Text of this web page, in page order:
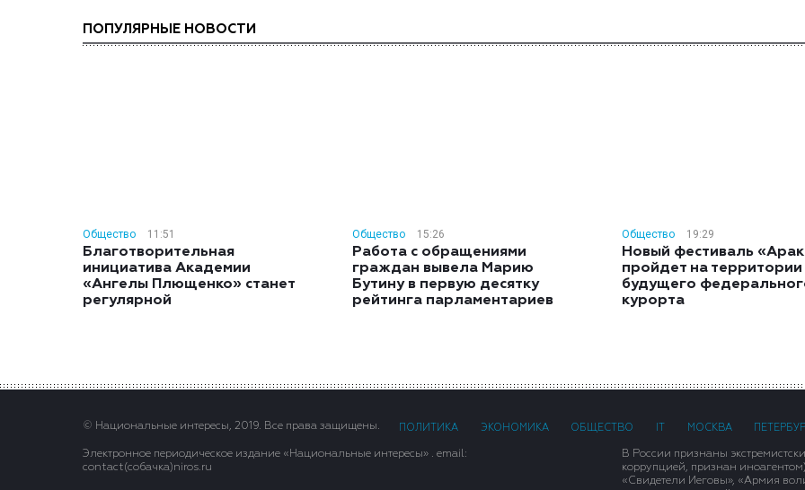
ПОПУЛЯРНЫЕ НОВОСТИ
Общество 11:51
Благотворительная
инициатива Академии
«Ангелы Плющенко» станет
регулярной
Общество 15:26
Работа с обращениями
граждан вывела Марию
Бутину в первую десятку
рейтинга парламентариев
Общество 19:29
Новый фестиваль
пройдет на территории
будущего
курорта
© Национальные интересы, 2019. Все права защищены. ПОЛИТИКА ЭКОНОМИКА ОБЩЕСТВО МОСКВА
Электронное периодическое издание «Национальные интересы» . email:
contact(сoбaчка)niros.ru
В России признаны
коррупцией, признан
«Свидетели Иеговы», «Армия